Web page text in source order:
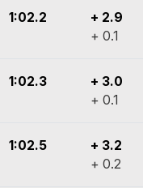
1:02.2
+ 2.9
+ 0.1
1:02.3
+ 3.0
+ 0.1
1:02.5
+ 3.2
+ 0.2